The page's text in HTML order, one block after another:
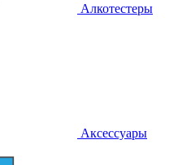
Алкотестеры
Аксессуары